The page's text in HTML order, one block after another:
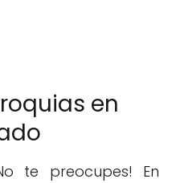
en
te preocupes! En